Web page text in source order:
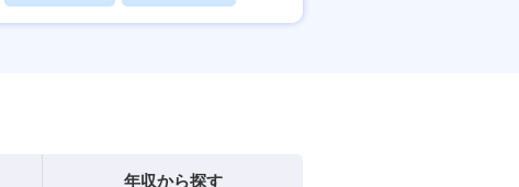
月残業20時間以内
年収から探す